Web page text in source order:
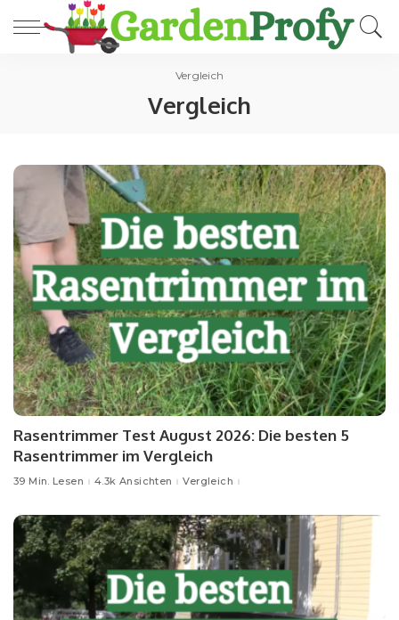
Vergleich
Vergleich
Rasentrimmer Test August 2026: Die besten 5
Rasentrimmer im Vergleich
39 Min. Lesen 4.3k Ansichten Vergleich